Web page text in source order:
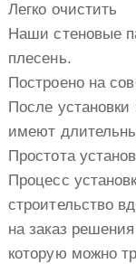
Легко очистить
Наши стеновые
плесень.
Построено на
После
имеют
Простота
Процесс
строительство
на заказ
которую можно